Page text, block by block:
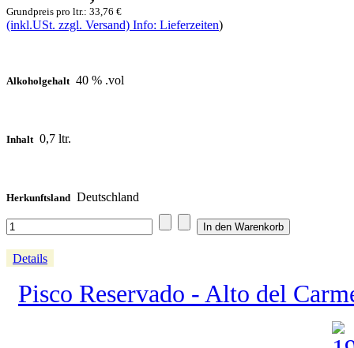
Grundpreis pro ltr.: 33,76 €
(inkl.USt. zzgl. Versand) Info: Lieferzeiten)
Alkoholgehalt 40 % .vol
Inhalt 0,7 ltr.
Herkunftsland Deutschland
Details
Pisco Reservado - Alto del